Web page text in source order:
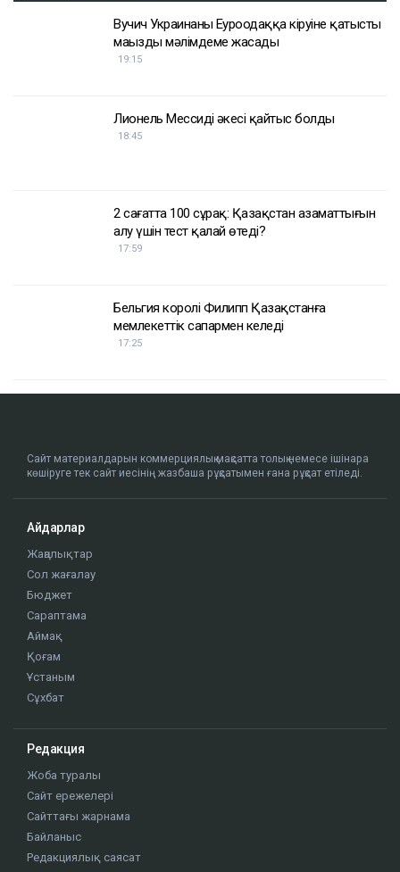
Вучич Украинаның Еуроодаққа кіруіне қатысты
маңызды мәлімдеме жасады
19:15
Лионель Мессидің әкесі қайтыс болды
18:45
2 сағатта 100 сұрақ: Қазақстан азаматтығын
алу үшін тест қалай өтеді?
17:59
Бельгия королі Филипп Қазақстанға
мемлекеттік сапармен келеді
17:25
Сайт материалдарын коммерциялық мақсатта толық немесе ішінара
көшіруге тек сайт иесінің жазбаша рұқсатымен ғана рұқсат етіледі.
Айдарлар
Жаңалықтар
Сол жағалау
Бюджет
Сараптама
Аймақ
Қоғам
Ұстаным
Сұхбат
Редакция
Жоба туралы
Сайт ережелері
Сайттағы жарнама
Байланыс
Редакциялық саясат